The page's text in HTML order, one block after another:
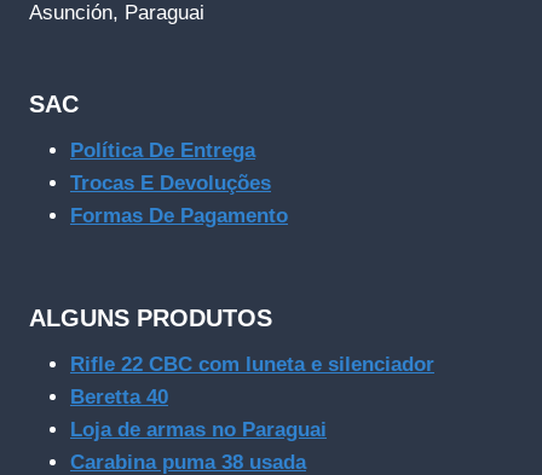
Asunción, Paraguai
SAC
Política De Entrega
Trocas E Devoluções
Formas De Pagamento
ALGUNS PRODUTOS
Rifle 22 CBC com luneta e silenciador
Beretta 40
Loja de armas no Paraguai
Carabina puma 38 usada